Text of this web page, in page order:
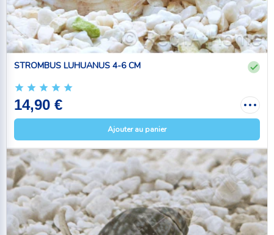
STROMBUS LUHUANUS 4-6 CM
14,90 €
Ajouter au panier